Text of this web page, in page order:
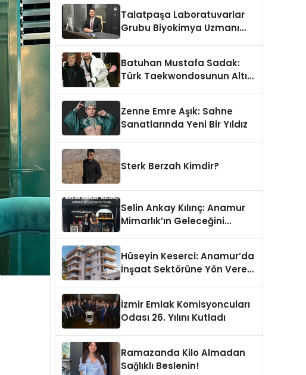
Talatpaşa Laboratuvarlar
Grubu Biyokimya Uzmanı
Batuhan Mustafa Sadak:
Türk Taekwondosunun Altın
Zenne Emre Aşık: Sahne
Sanatlarında Yeni Bir Yıldız
Sterk Berzah Kimdir?
Selin Ankay Kılınç: Anamur
Mimarlık’ın Geleceğini
Hüseyin Keserci: Anamur’da
İnşaat Sektörüne Yön Veren
İzmir Emlak Komisyoncuları
Odası 26. Yılını Kutladı
Ramazanda Kilo Almadan
Sağlıklı Beslenin!